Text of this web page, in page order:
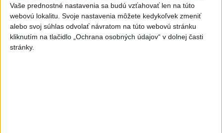
Vaše prednostné nastavenia sa budú vzťahovať len na túto
webovú lokalitu. Svoje nastavenia môžete kedykoľvek zmeniť
alebo svoj súhlas odvolať návratom na túto webovú stránku
kliknutím na tlačidlo „Ochrana osobných údajov“ v dolnej časti
stránky.
Deväť Slovákov zabojuje na ME v Paríži
o čo najlepšie výsledky